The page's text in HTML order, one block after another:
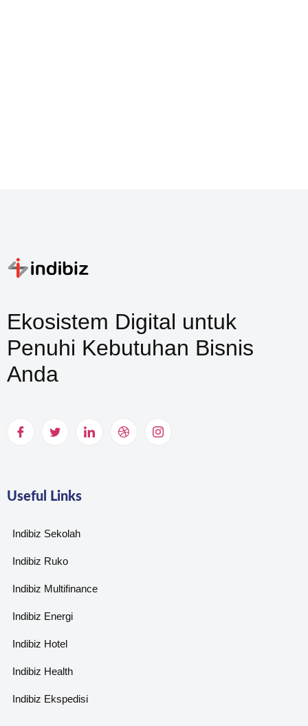
Ekosistem Digital untuk
Penuhi Kebutuhan Bisnis
Anda
Useful Links
Indibiz Sekolah
Indibiz Ruko
Indibiz Multifinance
Indibiz Energi
Indibiz Hotel
Indibiz Health
Indibiz Ekspedisi